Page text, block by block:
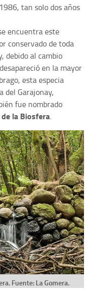
tan solo dos años
encuentra este
conservado de toda
debido al cambio
en la mayor
esta especia
del Garajonay,
fue nombrado
de la Biosfera.
Fuente: La Gomera.